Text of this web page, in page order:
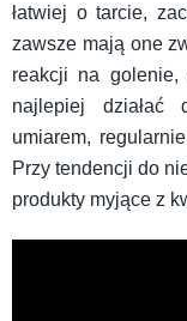
łatwiej o tarcie,
zawsze mają one
reakcji na golenie,
najlepiej działać
umiarem,
Przy tendencji do
produkty myjące z